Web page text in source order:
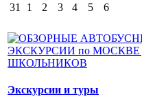
31
1 2 3 4 5 6
Экскурсии и туры